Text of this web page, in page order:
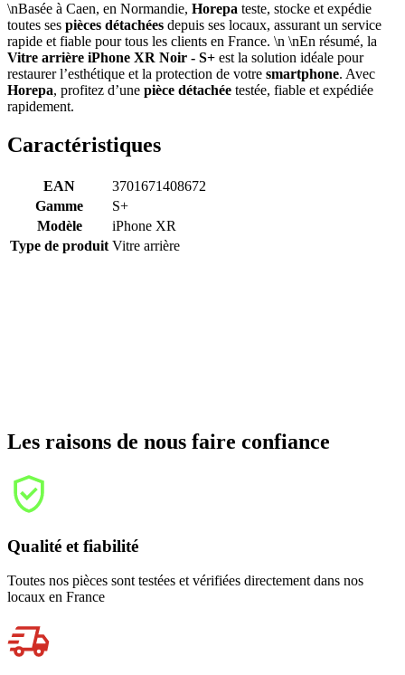
\nBasée à Caen, en Normandie, Horepa teste, stocke et expédie
toutes ses pièces détachées depuis ses locaux, assurant un service
rapide et fiable pour tous les clients en France. \n \nEn résumé, la
Vitre arrière iPhone XR Noir - S+ est la solution idéale pour
restaurer l’esthétique et la protection de votre smartphone. Avec
Horepa, profitez d’une pièce détachée testée, fiable et expédiée
rapidement.
Caractéristiques
EAN
3701671408672
Gamme
S+
Modèle
iPhone XR
Type de produit Vitre arrière
Les raisons de nous faire confiance
Qualité et fiabilité
Toutes nos pièces sont testées et vérifiées directement dans nos
locaux en France